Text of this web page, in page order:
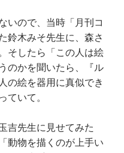
いので、当時「月刊コ
鈴木みそ先生に、森さ
そしたら「この人は絵
のかを聞いたら、『ル
の絵を器用に真似でき
いて。
吉先生に見せてみた
動物を描くのが上手い